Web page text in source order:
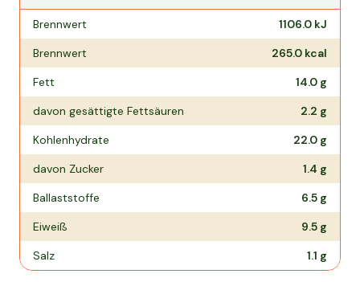
Nährwertangaben pro
Brennwert 1106.0 kJ
Brennwert
265.0 kcal
Fett
14.0 g
davon gesättigte Fettsäuren
2.2 g
Kohlenhydrate
22.0 g
davon Zucker
1.4 g
Ballaststoffe
6.5 g
Eiweiß
9.5 g
Salz
1.1 g